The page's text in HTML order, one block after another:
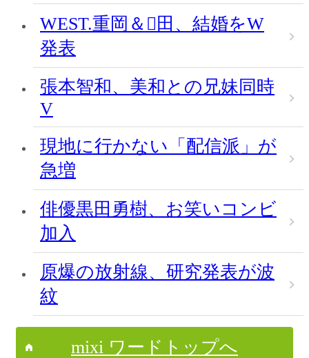
WEST.重岡＆田、結婚をW
発表
張本智和、美和との兄妹同時
V
現地に行かない「配信派」が
急増
俳優黒田勇樹、お笑いコンビ
加入
原爆の放射線、研究発表が波
紋
mixi ワードトップへ